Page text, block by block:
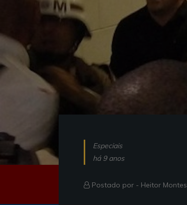
Especiais
há 9 anos
Postado por - Heitor Montes